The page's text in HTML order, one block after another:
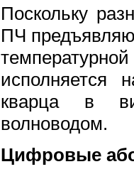
Поскольку
ПЧ
исполняется
кварца в
волноводом.
Цифровые